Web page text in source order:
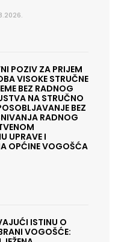
POZIV ZA PRIJEM
VISOKE STRUČNE
BEZ RADNOG
NA STRUČNO
BEZ
RADNOG
UPRAVE I
OPĆINE VOGOŠĆA
ISTINU O
VOGOŠĆE: